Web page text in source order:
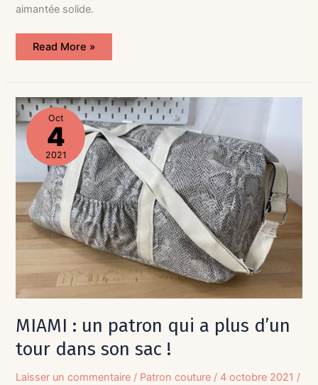
aimantée solide.
Read More »
Oct
4
2021
MIAMI : un patron qui a plus d’un
tour dans son sac !
Laisser un commentaire / Patron couture / 4 octobre 2021 /
MIAMI
:
un
patron
qui
plus
d’un
tour
dans
son
sac
!